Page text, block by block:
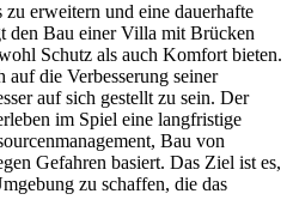
erweitern und eine dauerhafte
den Bau einer Villa mit Brücken
Schutz als auch Komfort bieten.
die Verbesserung seiner
auf sich gestellt zu sein. Der
im Spiel eine langfristige
Bau von
Gefahren basiert. Das Ziel ist es,
zu schaffen, die das